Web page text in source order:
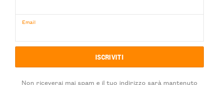
Email
Non riceverai mai spam e il tuo indirizzo sarà mantenuto